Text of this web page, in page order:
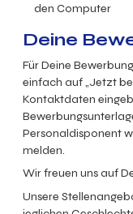
den Computer
Deine
Für Deine
einfach auf „Jetzt
Kontaktdaten
Personaldisponent
melden.
Wir freuen uns auf
Unsere